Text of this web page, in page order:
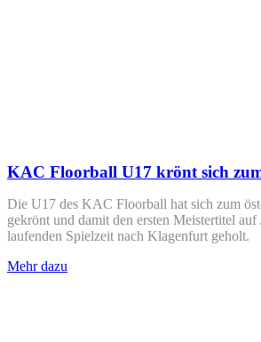
KAC Floorball U17 krönt sich
Die U17 des KAC Floorball hat sich zum
gekrönt und damit den ersten Meistertitel auf
laufenden Spielzeit nach Klagenfurt geholt.
Mehr dazu